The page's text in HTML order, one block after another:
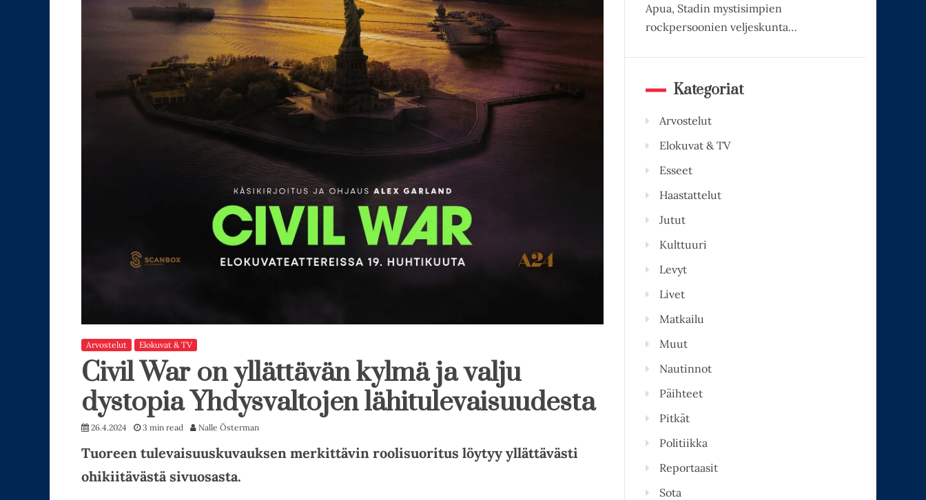
Arvostelut Elokuvat & TV
Civil War on yllättävän kylmä ja valju
dystopia Yhdysvaltojen lähitulevaisuudesta
26.4.2024 3 min read Nalle Österman
Tuoreen tulevaisuuskuvauksen merkittävin roolisuoritus löytyy yllättävästi
ohikiitävästä sivuosasta.
Apua, Stadin mystisimpien
rockpersoonien veljeskunta…
Kategoriat
Arvostelut
Elokuvat & TV
Esseet
Haastattelut
Jutut
Kulttuuri
Levyt
Livet
Matkailu
Muut
Nautinnot
Päihteet
Pitkät
Politiikka
Reportaasit
Sota